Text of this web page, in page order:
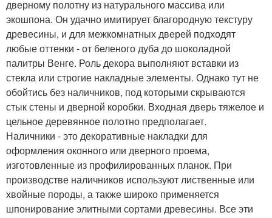
дверному полотну из натурального массива или
экошпона. Он удачно имитирует благородную текстуру
древесины, и для межкомнатных дверей подходят
любые оттенки - от беленого дуба до шоколадной
палитры Венге. Роль декора выполняют вставки из
стекла или строгие накладные элементы. Однако тут не
обойтись без наличников, под которыми скрываются
стык стены и дверной коробки. Входная дверь тяжелое и
цельное деревянное полотно предполагает.
Наличники - это декоративные накладки для
оформления оконного или дверного проема,
изготовленные из профилированных планок. При
производстве наличников используют лиственные или
хвойные породы, а также широко применяется
шпонирование элитными сортами древесины. Все эти